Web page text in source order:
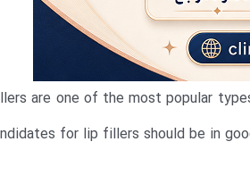
are one of the most popular
for lip fillers should be in